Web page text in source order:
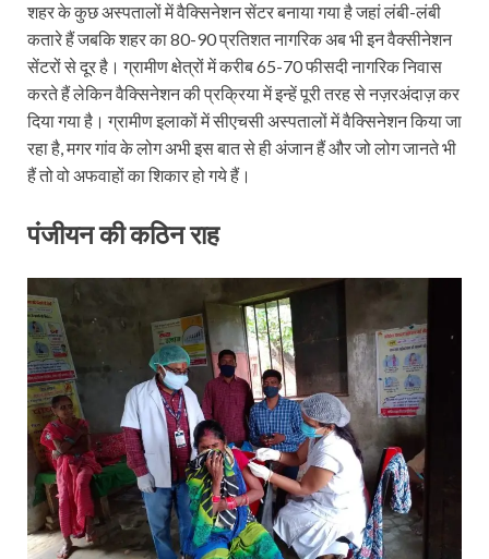
शहर के कुछ अस्पतालों में वैक्सि‍नेशन सेंटर बनाया गया है जहां लंबी-लंबी
कतारे हैं जबकि शहर का 80-90 प्रतिशत नागरिक अब भी इन वैक्सीनेशन
सेंटरों से दूर है। ग्रामीण क्षेत्रों में करीब 65-70 फीसदी नागरिक निवास
करते हैं लेकिन वैक्सि‍नेशन की प्रक्रिया में इन्हें पूरी तरह से नज़रअंदाज़ कर
दिया गया है। ग्रामीण इलाकों में सीएचसी अस्पतालों में वैक्सि‍नेशन किया जा
रहा है, मगर गांव के लोग अभी इस बात से ही अंजान हैं और जो लोग जानते भी
हैं तो वो अफवाहों का शिकार हो गये हैं।
पंजीयन की ​कठिन राह